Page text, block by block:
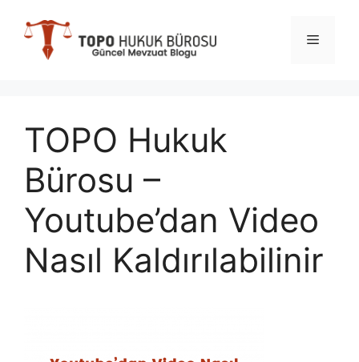
Menü
TOPO Hukuk
Bürosu –
Youtube’dan Video
Nasıl Kaldırılabilinir